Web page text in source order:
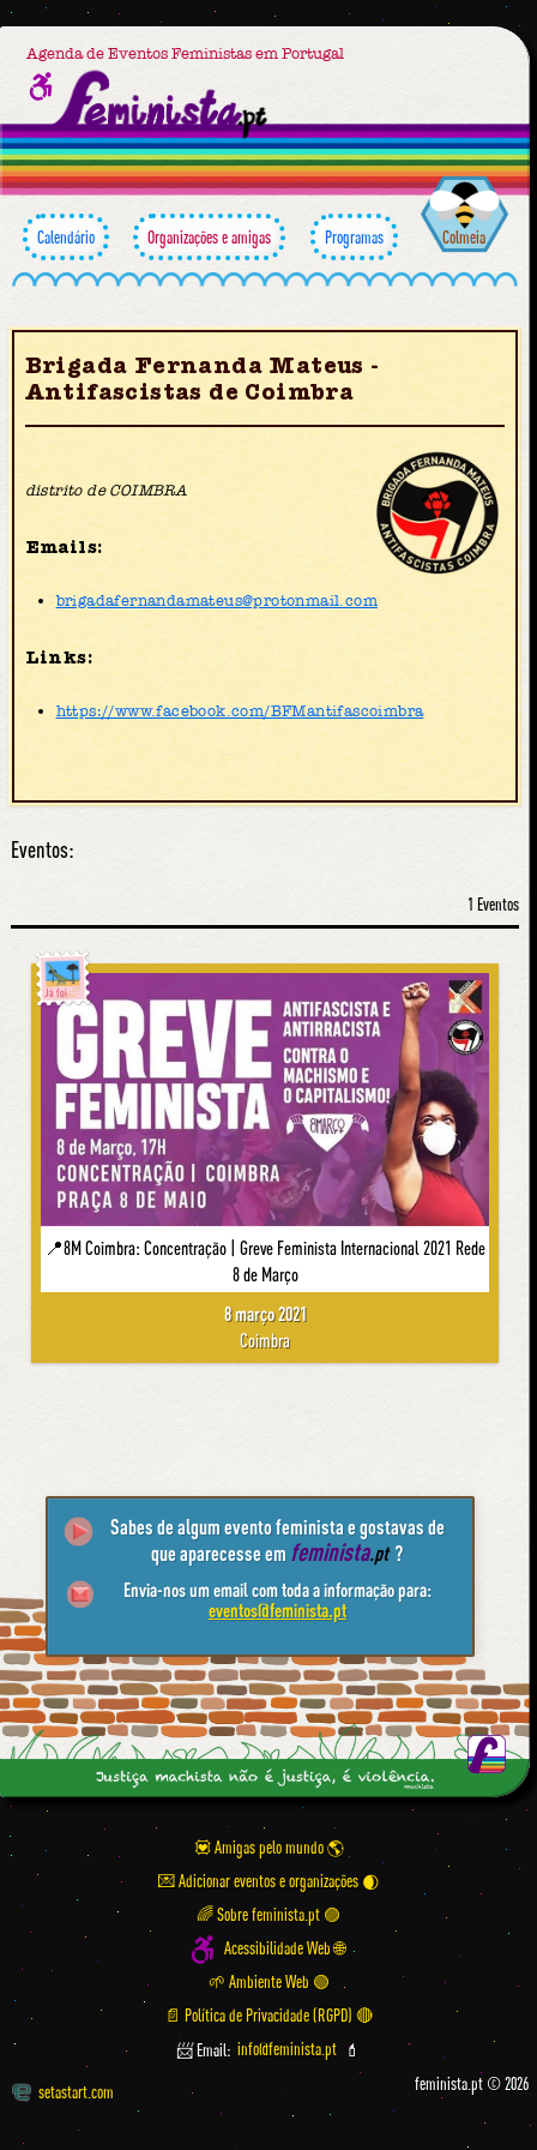
Agenda de Eventos Feministas em Portugal
Calendário Organizações e amigas Programas Colmeia
Brigada Fernanda Mateus -
Antifascistas de Coimbra
distrito de COIMBRA
Emails:
brigadafernandamateus@protonmail.com
Links:
https://www.facebook.com/BFMantifascoimbra
Eventos:
1 Eventos
Já foi
📍8M Coimbra: Concentração | Greve Feminista Internacional 2021 Rede
8 de Março
8 março 2021
Coimbra
Sabes de algum evento feminista e gostavas de
que aparecesse em feminista.pt ?
Envia-nos um email com toda a informação para:
eventos@feminista.pt
💟 Amigas pelo mundo
💌 Adicionar eventos e organizações
🌈 Sobre feminista.pt 🟣
Acessibilidade Web 🌐
🌱 Ambiente Web 🟢
📄 Política de Privacidade (RGPD) 🔴
📨 Email: info@feminista.pt 💄
setastart.com feminista.pt © 2026